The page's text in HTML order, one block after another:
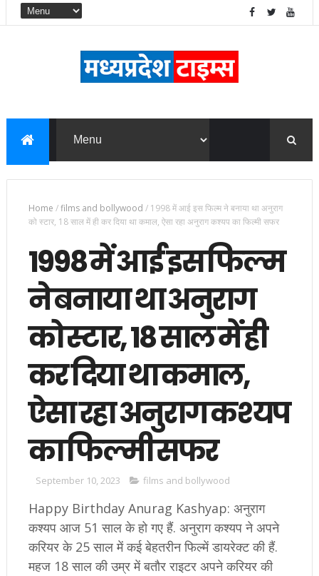
Home /films and bollywood / 1998 में आई इस फिल्म ने बनाया था अनुराग
को स्टार, 18 साल में ही कर दिया था कमाल, ऐसा रहा अनुराग कश्यप का फिल्मी सफर
1998 में आई इस फिल्म
ने बनाया था अनुराग
को स्टार, 18 साल में ही
कर दिया था कमाल,
ऐसा रहा अनुराग कश्यप
का फिल्मी सफर
September 10, 2023 films and bollywood
Happy Birthday Anurag Kashyap: अनुराग
कश्यप आज 51 साल के हो गए हैं. अनुराग कश्यप ने अपने
करियर के 25 साल में कई बेहतरीन फिल्में डायरेक्ट की हैं.
महज 18 साल की उम्र में बतौर राइटर अपने करियर की